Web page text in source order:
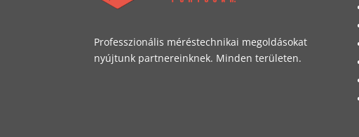
Professzionális méréstechnikai megoldásokat
nyújtunk partnereinknek. Minden területen.